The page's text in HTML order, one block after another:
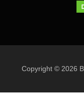
Copyright © 2026